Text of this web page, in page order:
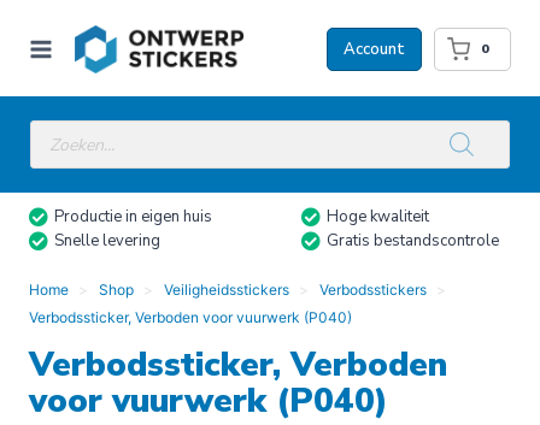
naar
Account 0
Producten
zoeken
Productie in eigen huis
Hoge kwaliteit
Snelle levering
Gratis bestandscontrole
Home Shop Veiligheidsstickers
Verbodsstickers
Verbodssticker, Verboden voor vuurwerk (P040)
Verbodssticker, Verboden
voor vuurwerk (P040)